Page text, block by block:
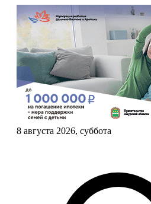
8 августа 2026, суббота